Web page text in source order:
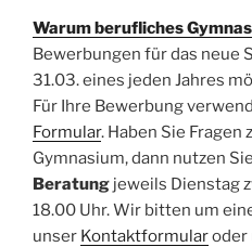
Warum berufliches
Bewerbungen für das neue
31.03. eines jeden Jahres
Für Ihre Bewerbung
Formular. Haben Sie Fragen
Gymnasium, dann nutzen
Beratung jeweils Dienstag
18.00 Uhr. Wir bitten um
unser Kontaktformularoder